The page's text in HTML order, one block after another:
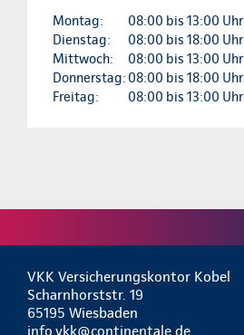
Montag:
08:00 bis 13:00 Uhr
Dienstag:
08:00 bis 18:00 Uhr
Mittwoch:
08:00 bis 13:00 Uhr
Donnerstag: 08:00 bis 18:00 Uhr
Freitag:
08:00 bis 13:00 Uhr
VKK Versicherungskontor Kobel
Scharnhorststr. 19
65195 Wiesbaden
info.vkk@continentale.de